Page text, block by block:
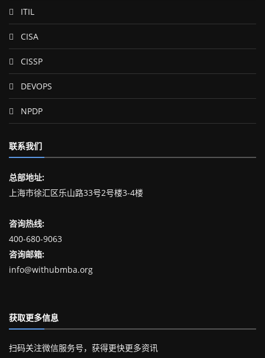
ITIL
CISA
CISSP
DEVOPS
NPDP
联系我们
总部地址:
上海市徐汇区乐山路33号2号楼3-4楼
咨询热线:
400-680-9063
咨询邮箱:
info@withubmba.org
获取更多信息
扫码关注微信服务号，获得更快更多资讯